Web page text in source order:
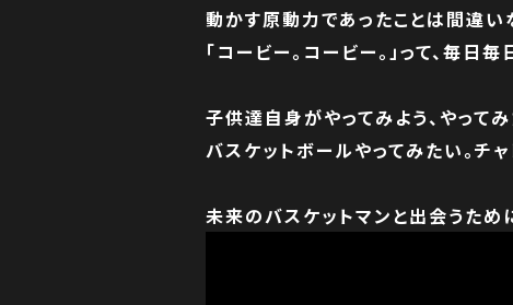
動かす原動力であったことは間違い
「コービー。コービー。」って、毎日
子供達自身がやってみよう、やって
バスケットボールやってみたい。チ
未来のバスケットマンと出会うため